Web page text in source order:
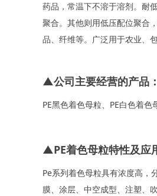
药品，常温下不溶于溶剂。耐
聚合。其他则用低压配位聚合
品、纤维等。广泛用于农业、
▲公司主要经营的产品：
PE黑色着色母粒、PE白色着色
▲PE着色母粒特性及应
Pe系列着色母粒具有浓度高，
膜、涂层、中空成型、注塑、